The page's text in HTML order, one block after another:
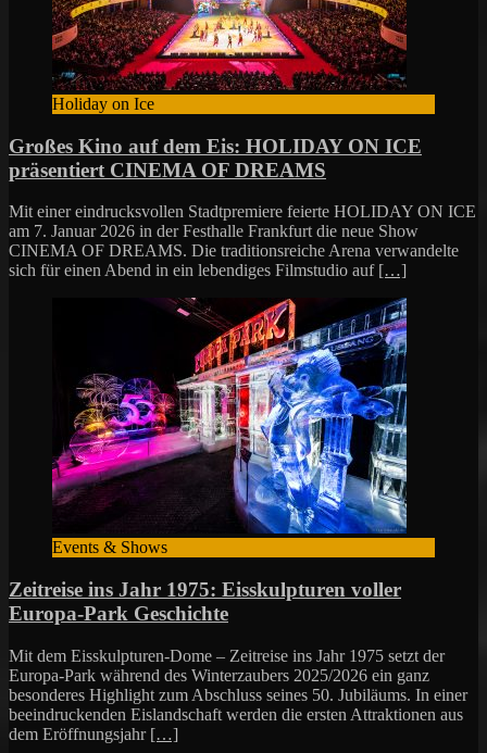
Holiday on Ice
Großes Kino auf dem Eis: HOLIDAY ON ICE
präsentiert CINEMA OF DREAMS
Mit einer eindrucksvollen Stadtpremiere feierte HOLIDAY ON ICE
am 7. Januar 2026 in der Festhalle Frankfurt die neue Show
CINEMA OF DREAMS. Die traditionsreiche Arena verwandelte
sich für einen Abend in ein lebendiges Filmstudio auf […]
Events & Shows
Zeitreise ins Jahr 1975: Eisskulpturen voller
Europa-Park Geschichte
Mit dem Eisskulpturen-Dome – Zeitreise ins Jahr 1975 setzt der
Europa-Park während des Winterzaubers 2025/2026 ein ganz
besonderes Highlight zum Abschluss seines 50. Jubiläums. In einer
beeindruckenden Eislandschaft werden die ersten Attraktionen aus
dem Eröffnungsjahr […]